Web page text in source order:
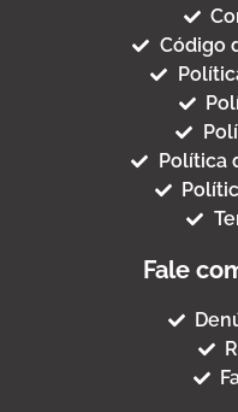
Código
Política
Fale